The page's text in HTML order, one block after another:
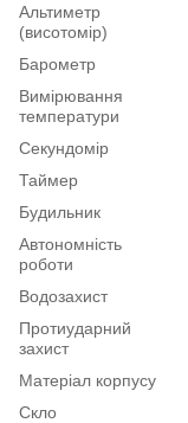
Альтиметр
(висотомір)
Барометр
Вимірювання
температури
Секундомір
Таймер
Будильник
Автономність
роботи
Водозахист
Протиударний
захист
Матеріал корпусу
Скло